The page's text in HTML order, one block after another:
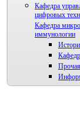
Кафедра
цифровых
Кафедра
иммунологии